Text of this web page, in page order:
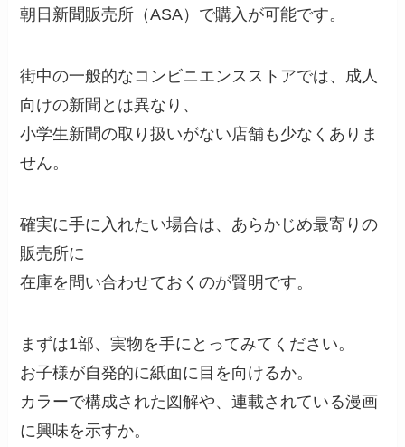
朝日新聞販売所（ASA）で購入が可能です。
街中の一般的なコンビニエンスストアでは、成人
向けの新聞とは異なり、
小学生新聞の取り扱いがない店舗も少なくありま
せん。
確実に手に入れたい場合は、あらかじめ最寄りの
販売所に
在庫を問い合わせておくのが賢明です。
まずは1部、実物を手にとってみてください。
お子様が自発的に紙面に目を向けるか。
カラーで構成された図解や、連載されている漫画
に興味を示すか。